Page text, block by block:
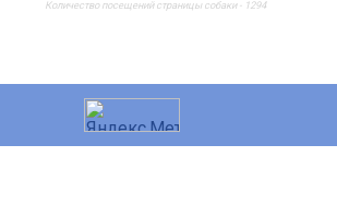
Количество посещений страницы собаки - 1294